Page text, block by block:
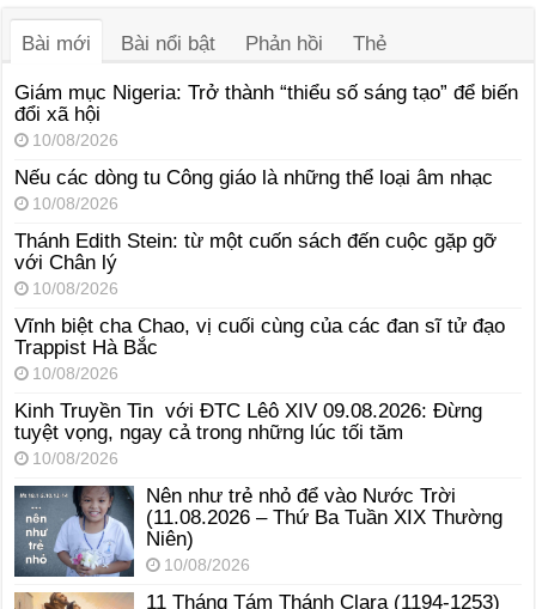
Bài mới Bài nổi bật Phản hồi Thẻ
Giám mục Nigeria: Trở thành “thiểu số sáng tạo” để biến
đổi xã hội
10/08/2026
Nếu các dòng tu Công giáo là những thể loại âm nhạc
10/08/2026
Thánh Edith Stein: từ một cuốn sách đến cuộc gặp gỡ
với Chân lý
10/08/2026
Vĩnh biệt cha Chao, vị cuối cùng của các đan sĩ tử đạo
Trappist Hà Bắc
10/08/2026
Kinh Truyền Tin với ĐTC Lêô XIV 09.08.2026: Đừng
tuyệt vọng, ngay cả trong những lúc tối tăm
10/08/2026
Nên như trẻ nhỏ để vào Nước Trời
(11.08.2026 – Thứ Ba Tuần XIX Thường
Niên)
10/08/2026
11 Tháng Tám Thánh Clara (1194-1253)